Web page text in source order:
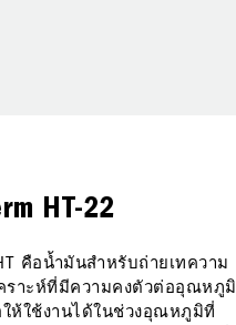
HT-22
คือน้ำมันสำหรับถ่ายเทความ
ราะห์ที่มีความคงตัวต่ออุณหภูมิ
ห้ใช้งานได้ในช่วงอุณหภูมิที่